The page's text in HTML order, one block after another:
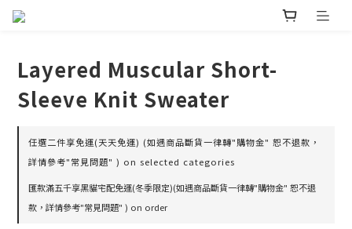
Layered Muscular Short-
Sleeve Knit Sweater
任選二件享免運(天天免運) (如遇商品斷貨一律轉"購物金" 恕不退款，
詳情參考"常見問題" ) on selected categories
匯款滿五千享黑貓宅配免運(冬季限定)(如遇商品斷貨一律轉"購物金" 恕不退
款，詳情參考"常見問題" ) on order